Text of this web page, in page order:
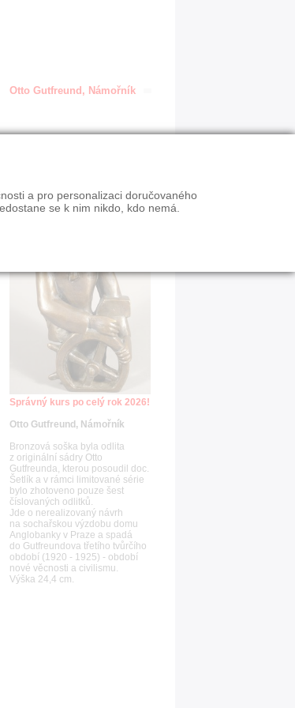
Otto Gutfreund, Námořník
Správný kurs po celý rok 2026!
Otto Gutfreund, Námořník
Bronzová soška byla odlita
z originální sádry Otto
Gutfreunda, kterou posoudil doc.
Šetlík a v rámci limitované série
bylo zhotoveno pouze šest
číslovaných odlitků.
Jde o nerealizovaný návrh
na sochařskou výzdobu domu
Anglobanky v Praze a spadá
do Gutfreundova třetího tvůrčího
období (1920 - 1925) - období
nové věcnosti a civilismu.
Výška 24,4 cm.
a pro personalizaci doručovaného
se k nim nikdo, kdo nemá.